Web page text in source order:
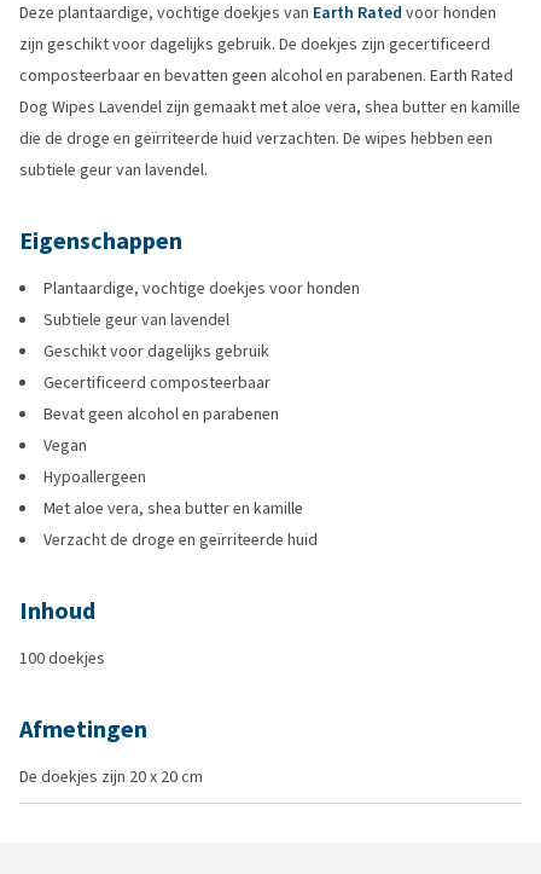
Deze plantaardige, vochtige doekjes van Earth Rated voor honden
zijn geschikt voor dagelijks gebruik. De doekjes zijn gecertificeerd
composteerbaar en bevatten geen alcohol en parabenen. Earth Rated
Dog Wipes Lavendel zijn gemaakt met aloe vera, shea butter en kamille
die de droge en geïrriteerde huid verzachten. De wipes hebben een
subtiele geur van lavendel.
Eigenschappen
Plantaardige, vochtige doekjes voor honden
Subtiele geur van lavendel
Geschikt voor dagelijks gebruik
Gecertificeerd composteerbaar
Bevat geen alcohol en parabenen
Vegan
Hypoallergeen
Met aloe vera, shea butter en kamille
Verzacht de droge en geïrriteerde huid
Inhoud
100 doekjes
Afmetingen
De doekjes zijn 20 x 20 cm